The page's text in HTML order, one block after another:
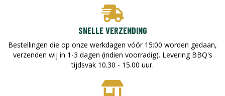
SNELLE VERZENDING
Bestellingen die op onze werkdagen vóór 15:00 worden gedaan,
verzenden wij in 1-3 dagen (indien voorradig). Levering BBQ's
tijdsvak 10.30 - 15.00 uur.